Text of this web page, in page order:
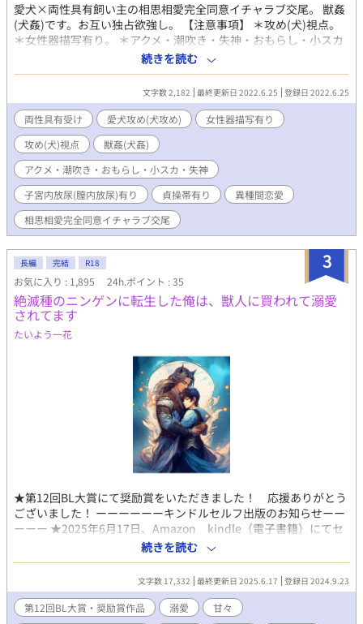
愛犬×両性具有飼い主の相思相愛完全同意イチャラブ交尾。 獣姦
(犬姦)です。お互い独占欲強し。 【注意事項】 ＊攻め(犬)視点。
＊女性器描写有り。 ＊アクメ・潮吹き・失神・おもらし・小スカ
有り。 ＊子宮内放尿(膣内放尿)有り。 ＊貞操帯有り。 ＊異種間恋
愛
続きを読む
文字数 2,182 最終更新日 2022.6.25 登録日 2022.6.25
両性具有受け 愛犬攻め(犬攻め)
女性器描写有り
攻め(犬)視点
獣姦(犬姦)
アクメ・潮吹き・おもらし・小スカ・失神
子宮内放尿(膣内放尿)有り
貞操帯有り
異種間恋愛
相思相愛完全同意イチャラブ交尾
3
長編 完結 R18
お気に入り : 1,895 24h.ポイント : 35
絶滅種のニンゲンに転生した俺は、獣人に買われて溺愛
されてます
たいよう一花
★第12回BL大賞にて奨励賞をいただきました！ 応援ありがとう
ございました！ ーーーーーーキンドルセルフ出版のお知らせーー
ーーー ★2025年6月17日、Amazon kindle（電子書籍）にてセ
ルフ出版いたしました。 Amazon独占販売のため、現在こちら
は試し読みの数話のみ、公開しております。 ★上巻と下巻の二
冊。「たいよう一花」で検索してください。 上巻 ASIN ‏ : ‎
B0FDG17PBB 下巻 ASIN ‏ : ‎ B0FDFZKLRP ★ボーイズラブノベル
スで登録していたのに、アマゾンに勝手にアダルト小説のカテゴ
リーにされてしまい、カテ変更できない状態になってしまいまし
続きを読む
文字数 17,332 最終更新日 2025.6.17 登録日 2024.9.23
第12回BL大賞・奨励賞作品 溺愛
甘々